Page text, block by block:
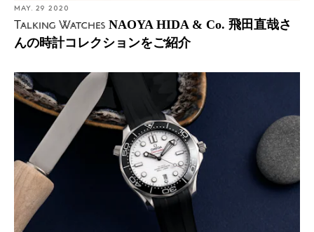
MAY. 29 2020
Talking Watches NAOYA HIDA & Co. 飛田直哉さ
んの時計コレクションをご紹介